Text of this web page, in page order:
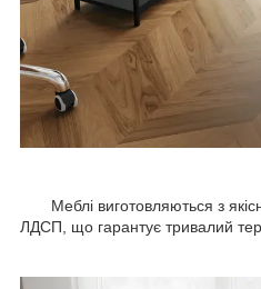
Меблі виготовляються з
ЛДСП, що гарантує тривалий